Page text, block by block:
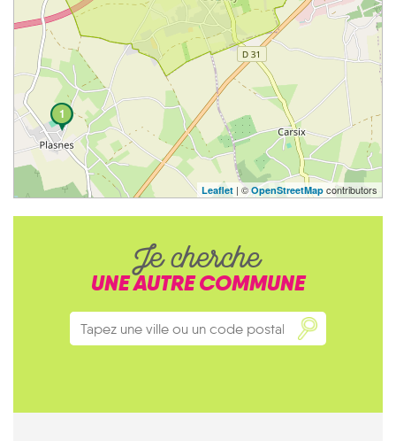
1
Leaflet | ©OpenStreetMap contributors
Je cherche
UNE AUTRE COMMUNE